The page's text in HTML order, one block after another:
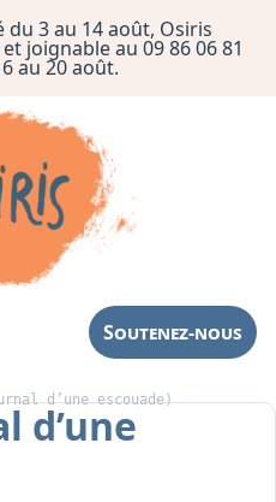
3 au 14 août, Osiris
joignable au 09 86 06 81
au 20 août.
Soutenez-nous
d’une escouade)
d’une